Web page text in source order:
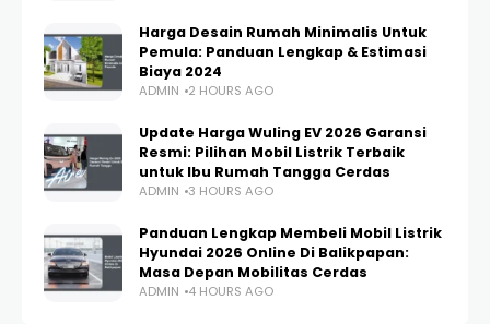
Harga Desain Rumah Minimalis Untuk
Pemula: Panduan Lengkap & Estimasi
Biaya 2024
ADMIN 2 HOURS AGO
Update Harga Wuling EV 2026 Garansi
Resmi: Pilihan Mobil Listrik Terbaik
untuk Ibu Rumah Tangga Cerdas
ADMIN 3 HOURS AGO
Panduan Lengkap Membeli Mobil Listrik
Hyundai 2026 Online Di Balikpapan:
Masa Depan Mobilitas Cerdas
ADMIN 4 HOURS AGO